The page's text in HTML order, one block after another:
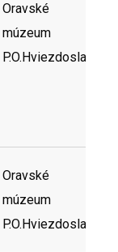
Oravské
múzeum
P.O.Hviezdoslava
Oravské
múzeum
P.O.Hviezdoslava